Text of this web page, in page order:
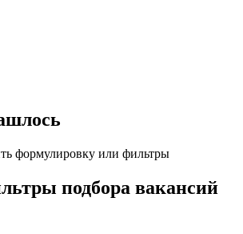
формулировку или фильтры
подбора вакансий